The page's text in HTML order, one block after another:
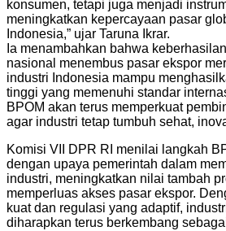
konsumen, tetapi juga menjadi
meningkatkan kepercayaan pasar
Indonesia,” ujar Taruna Ikrar.
Ia menambahkan bahwa
nasional menembus pasar ekspor
industri Indonesia mampu
tinggi yang memenuhi standar
BPOM akan terus memperkuat
agar industri tetap tumbuh sehat,
Komisi VII DPR RI menilai langkah
dengan upaya pemerintah dalam
industri, meningkatkan nilai tambah
memperluas akses pasar ekspor.
kuat dan regulasi yang adaptif,
diharapkan terus berkembang